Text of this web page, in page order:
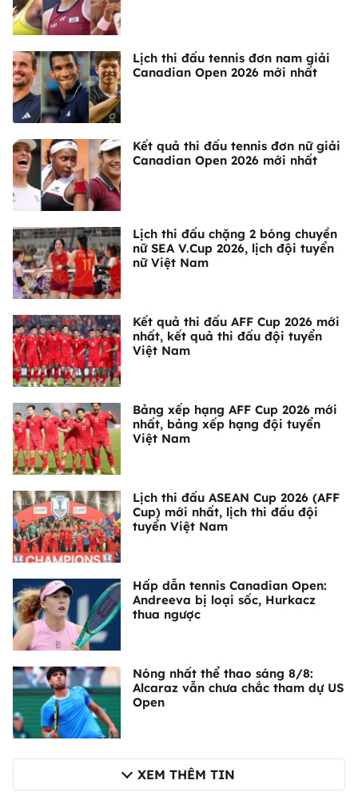
Lịch thi đấu tennis đơn nam giải
Canadian Open 2026 mới nhất
Kết quả thi đấu tennis đơn nữ giải
Canadian Open 2026 mới nhất
Lịch thi đấu chặng 2 bóng chuyền
nữ SEA V.Cup 2026, lịch đội tuyển
nữ Việt Nam
Kết quả thi đấu AFF Cup 2026 mới
nhất, kết quả thi đấu đội tuyển
Việt Nam
Bảng xếp hạng AFF Cup 2026 mới
nhất, bảng xếp hạng đội tuyển
Việt Nam
Lịch thi đấu ASEAN Cup 2026 (AFF
Cup) mới nhất, lịch thi đấu đội
tuyển Việt Nam
Hấp dẫn tennis Canadian Open:
Andreeva bị loại sốc, Hurkacz
thua ngược
Nóng nhất thể thao sáng 8/8:
Alcaraz vẫn chưa chắc tham dự US
Open
XEM THÊM TIN